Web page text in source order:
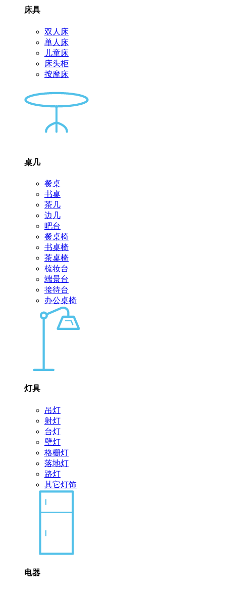
床具
双人床
单人床
儿童床
床头柜
按摩床
桌几
餐桌
书桌
茶几
边几
吧台
餐桌椅
书桌椅
茶桌椅
梳妆台
端景台
接待台
办公桌椅
灯具
吊灯
射灯
台灯
壁灯
格栅灯
落地灯
路灯
其它灯饰
电器